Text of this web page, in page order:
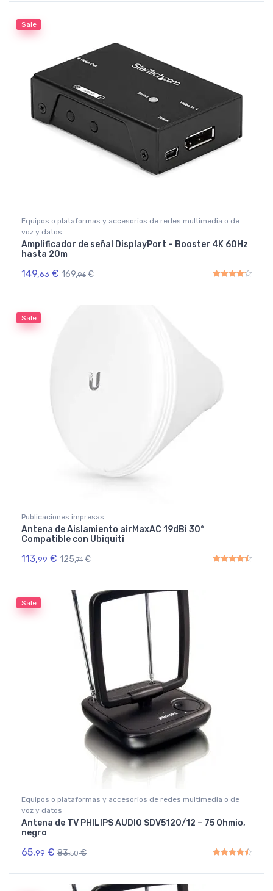
Sale
Equipos o plataformas y accesorios de redes multimedia o de
voz y datos
Amplificador de señal DisplayPort – Booster 4K 60Hz
hasta 20m
149,63 € 169,96 €
Sale
Publicaciones impresas
Antena de Aislamiento airMaxAC 19dBi 30°
Compatible con Ubiquiti
113,99 € 125,71 €
Sale
Equipos o plataformas y accesorios de redes multimedia o de
voz y datos
Antena de TV PHILIPS AUDIO SDV5120/12 – 75 Ohmio,
negro
65,99 € 83,50 €